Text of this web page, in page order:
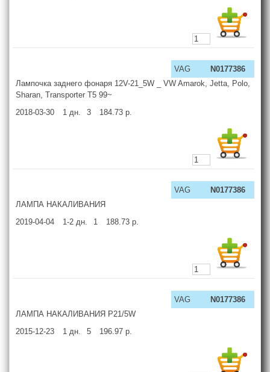
VAG
N0177386
Лампочка заднего фонаря 12V-21_5W _ VW Amarok, Jetta, Polo,
Sharan, Transporter T5 99~
2018-03-30
1 дн. 3 184.73 р.
VAG
N0177386
ЛАМПА НАКАЛИВАНИЯ
2019-04-04
1-2 дн. 1 188.73 р.
VAG
N0177386
ЛАМПА НАКАЛИВАНИЯ P21/5W
2015-12-23
1 дн. 5 196.97 р.